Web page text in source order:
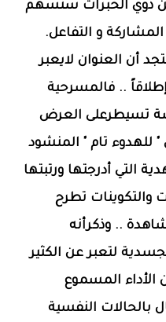
ذوي الخبرات ستسهم
المشاركة و التفاعل.
أن العنوان لايعبر
.. فالمسرحية
تسيطرعلى العرض
للهدوء تام " المنشود
التي أدرجتها ورتبتها
والتكوينات تطرح
.. وذكرأنه
لتعبر عن الكثير
الأداء المسموع
بالحالات النفسية